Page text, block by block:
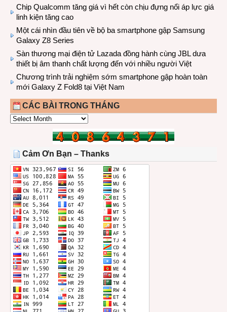
Chip Qualcomm tăng giá vì hết còn chịu đựng nổi áp lực giá
linh kiện tăng cao
Một cái nhìn đầu tiên về bộ ba smartphone gập Samsung
Galaxy Z8 Series
Sàn thương mại điện tử Lazada đồng hành cùng JBL dưa
thiết bị âm thanh chất lượng đến với nhiều người Việt
Chương trình trải nghiệm sớm smartphone gập hoàn toàn
mới Galaxy Z Fold8 tại Việt Nam
CÁC BÀI TRONG THÁNG
CÁC
THÁNG
Cảm Ơn Bạn – Thanks